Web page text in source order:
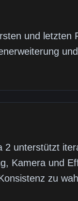
und letzten
und
2 unterstützt
Kamera und
zu